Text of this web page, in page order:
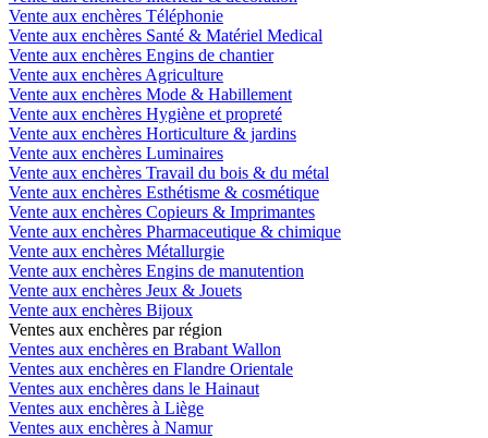
Vente aux enchères Téléphonie
Vente aux enchères Santé & Matériel Medical
Vente aux enchères Engins de chantier
Vente aux enchères Agriculture
Vente aux enchères Mode & Habillement
Vente aux enchères Hygiène et propreté
Vente aux enchères Horticulture & jardins
Vente aux enchères Luminaires
Vente aux enchères Travail du bois & du métal
Vente aux enchères Esthétisme & cosmétique
Vente aux enchères Copieurs & Imprimantes
Vente aux enchères Pharmaceutique & chimique
Vente aux enchères Métallurgie
Vente aux enchères Engins de manutention
Vente aux enchères Jeux & Jouets
Vente aux enchères Bijoux
Ventes aux enchères par région
Ventes aux enchères en Brabant Wallon
Ventes aux enchères en Flandre Orientale
Ventes aux enchères dans le Hainaut
Ventes aux enchères à Liège
Ventes aux enchères à Namur